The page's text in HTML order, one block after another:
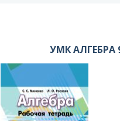
УМК АЛГЕБРА